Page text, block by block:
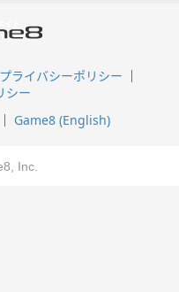
プライバシーポリシー
シー
Game8 (English)
Inc.